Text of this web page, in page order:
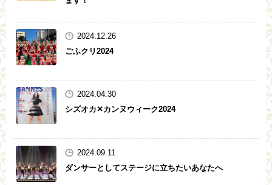
2024.12.26
ごふクリ2024
2024.04.30
シズオカ✕カンヌウィーク2024
2024.09.11
ダンサーとしてステージに立ちたいあなたへ